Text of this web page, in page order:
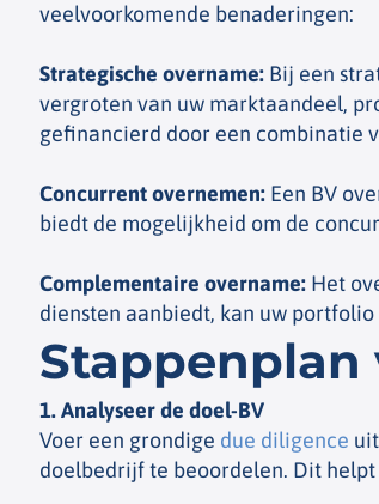
veelvoorkomende benaderingen:
Strategische overname: Bij een
vergroten van uw marktaandeel,
gefinancierd door een combinatie
Concurrent overnemen: Een BV
biedt de mogelijkheid om de
Complementaire overname: Het
diensten aanbiedt, kan uw
Stappenplan
1. Analyseer de doel-BV
Voer een grondige due diligence
doelbedrijf te beoordelen. Dit helpt